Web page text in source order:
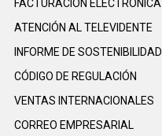
FACTURACIÓN ELECTRÓNICA
ATENCIÓN AL TELEVIDENTE
INFORME DE SOSTENIBILIDAD
CÓDIGO DE REGULACIÓN
VENTAS INTERNACIONALES
CORREO EMPRESARIAL